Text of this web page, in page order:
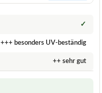
✓
+++ besonders UV-beständig
++ sehr gut